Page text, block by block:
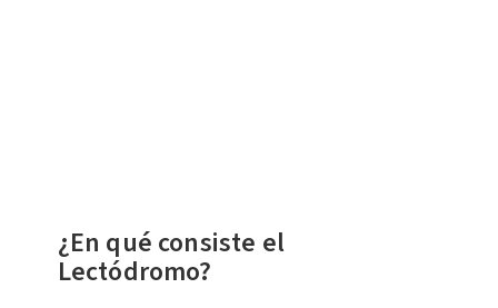
¿En qué consiste el
Lectódromo?